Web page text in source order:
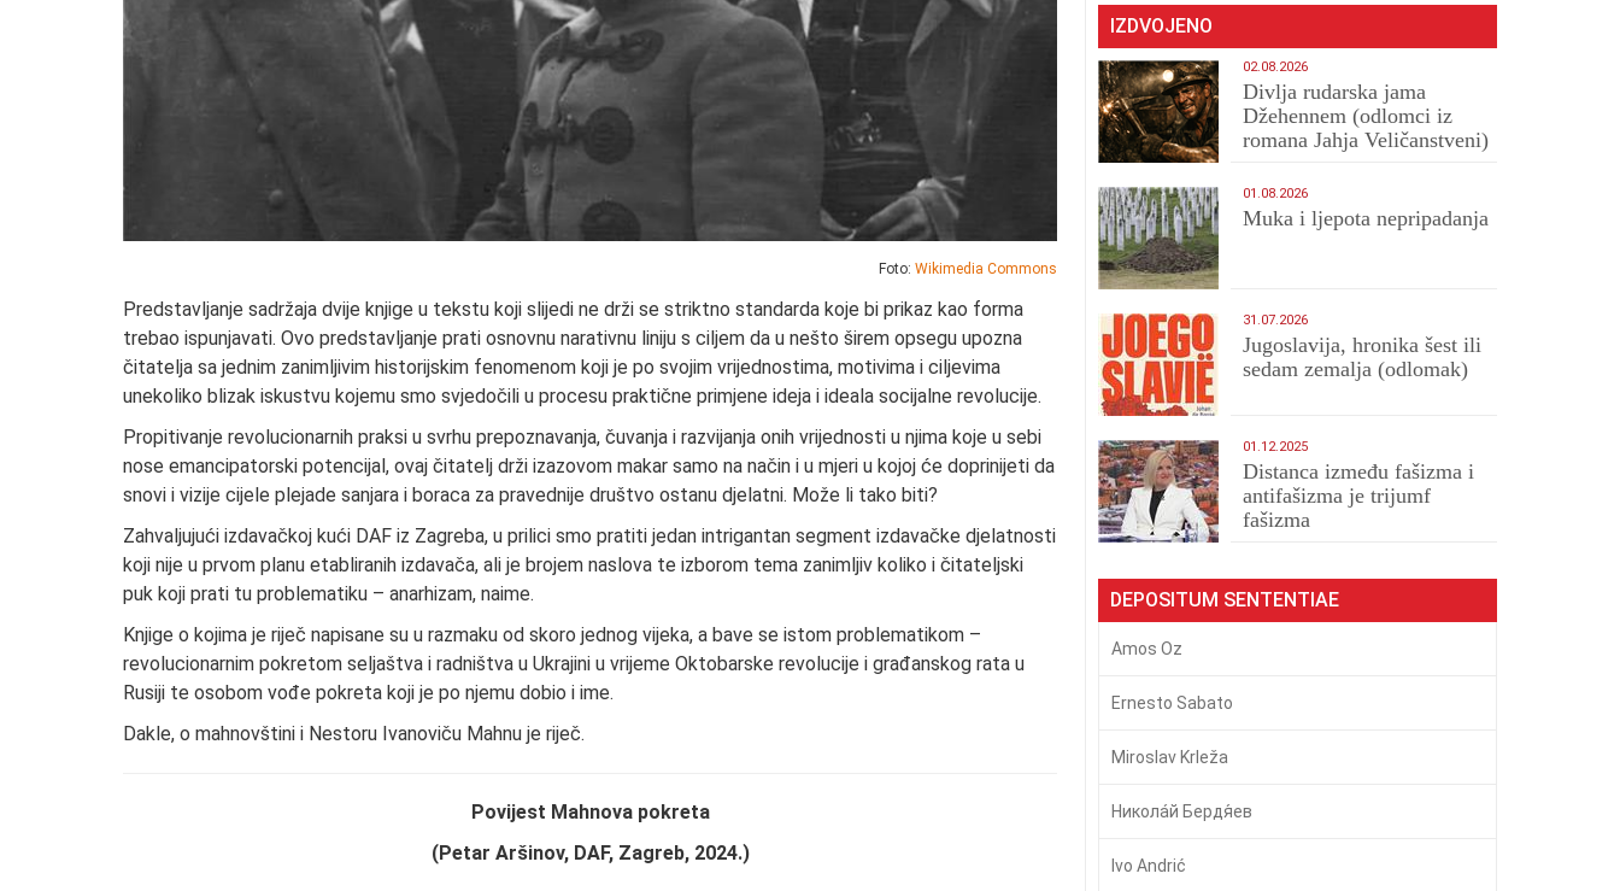
Foto: Wikimedia Commons
Predstavljanje sadržaja dvije knjige u tekstu koji slijedi ne drži se striktno standarda koje bi prikaz kao forma
trebao ispunjavati. Ovo predstavljanje prati osnovnu narativnu liniju s ciljem da u nešto širem opsegu upozna
čitatelja sa jednim zanimljivim historijskim fenomenom koji je po svojim vrijednostima, motivima i ciljevima
unekoliko blizak iskustvu kojemu smo svjedočili u procesu praktične primjene ideja i ideala socijalne revolucije.
Propitivanje revolucionarnih praksi u svrhu prepoznavanja, čuvanja i razvijanja onih vrijednosti u njima koje u sebi
nose emancipatorski potencijal, ovaj čitatelj drži izazovom makar samo na način i u mjeri u kojoj će doprinijeti da
snovi i vizije cijele plejade sanjara i boraca za pravednije društvo ostanu djelatni. Može li tako biti?
Zahvaljujući izdavačkoj kući DAF iz Zagreba, u prilici smo pratiti jedan intrigantan segment izdavačke djelatnosti
koji nije u prvom planu etabliranih izdavača, ali je brojem naslova te izborom tema zanimljiv koliko i čitateljski
puk koji prati tu problematiku – anarhizam, naime.
Knjige o kojima je riječ napisane su u razmaku od skoro jednog vijeka, a bave se istom problematikom –
revolucionarnim pokretom seljaštva i radništva u Ukrajini u vrijeme Oktobarske revolucije i građanskog rata u
Rusiji te osobom vođe pokreta koji je po njemu dobio i ime.
Dakle, o mahnovštini i Nestoru Ivanoviču Mahnu je riječ.
Povijest Mahnova pokreta
(Petar Aršinov, DAF, Zagreb, 2024.)
IZDVOJENO
02.08.2026
Divlja rudarska jama
Džehennem (odlomci iz
romana Jahja Veličanstveni)
01.08.2026
Muka i ljepota nepripadanja
31.07.2026
Jugoslavija, hronika šest ili
sedam zemalja (odlomak)
01.12.2025
Distanca između fašizma i
antifašizma je trijumf
fašizma
DEPOSITUM SENTENTIAE
Amos Oz
Ernesto Sabato
Miroslav Krleža
Никола́й Бердя́ев
Ivo Andrić